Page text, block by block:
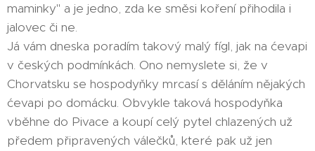
maminky" a je jedno, zda ke směsi koření přihodila i
jalovec či ne.
Já vám dneska poradím takový malý fígl, jak na ćevapi
v českých podmínkách. Ono nemyslete si, že v
Chorvatsku se hospodyňky mrcasí s děláním nějakých
ćevapi po domácku. Obvykle taková hospodyňka
vběhne do Pivace a koupí celý pytel chlazených už
předem připravených válečků, které pak už jen